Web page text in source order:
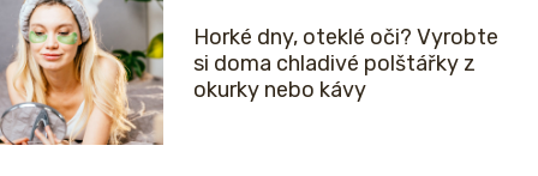
Horké dny, oteklé oči? Vyrobte
si doma chladivé polštářky z
okurky nebo kávy